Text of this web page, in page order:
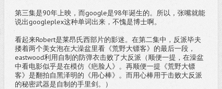
第三集是90年上映，而google是98年诞生的。所以，张嘴就能
说出googleplex这种单词出来，不愧是博士啊。
看起来Robert是莱昂氏西部片的影迷。在第二集中，反派毕夫
搂着两个美女泡在大澡盆里看《荒野大镖客》的最后一段，
eastwood利用自制的防弹衣击败了大反派（顺便一提，在澡盆
中看电影似乎是在模仿《疤脸人》。再顺便一提《荒野大镖
客》是翻拍自黑泽明的《用心棒》。而用心棒用于击败大反派
的秘密武器是自制的手里剑。）